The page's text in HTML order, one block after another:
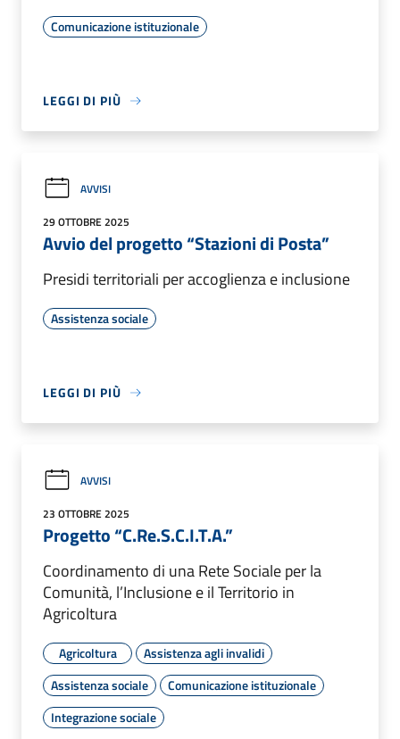
Comunicazione istituzionale
LEGGI DI PIÙ
AVVISI
29 OTTOBRE 2025
Avvio del progetto “Stazioni di Posta”
Presidi territoriali per accoglienza e inclusione
Assistenza sociale
LEGGI DI PIÙ
AVVISI
23 OTTOBRE 2025
Progetto “C.Re.S.C.I.T.A.”
Coordinamento di una Rete Sociale per la
Comunità, l’Inclusione e il Territorio in
Agricoltura
Agricoltura
Assistenza agli invalidi
Assistenza sociale
Comunicazione istituzionale
Integrazione sociale